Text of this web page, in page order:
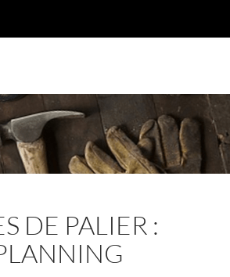
DE PALIER :